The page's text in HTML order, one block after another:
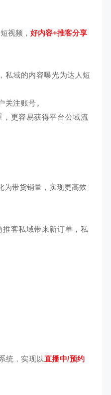
视频， 好内容+推客分享
私域的内容曝光为达人短
注账号。
，更容易获得平台公域流
为带货销量，实现更高效
客私域带来新订单，私
统， 实现以直播中/预约